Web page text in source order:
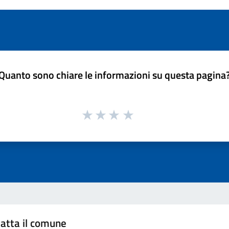
sono chiare le informazioni su questa
il comune